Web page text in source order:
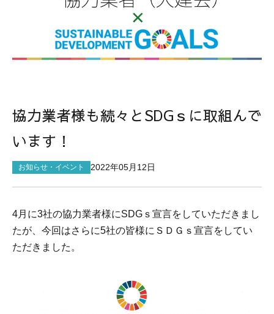
協力会社の皆様へ
協力業者様も続々とSDGｓに取組んで
います！
お知らせ・イベント 2022年05月12日
4月に3社の協力業者様にSDGｓ宣言をしていただきまし
たが、今回はさらに5社の皆様にＳＤＧｓ宣言をしてい
ただきました。